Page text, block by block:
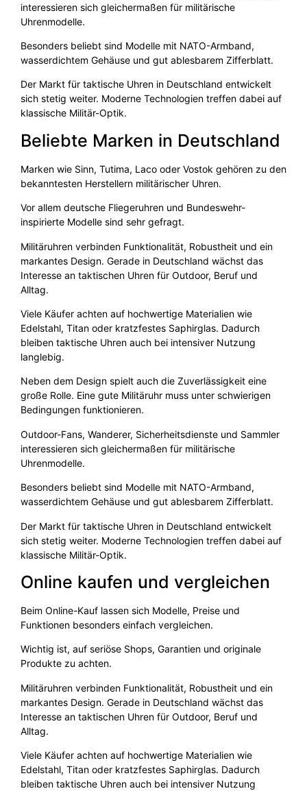
interessieren sich gleichermaßen für militärische
Uhrenmodelle.
Besonders beliebt sind Modelle mit NATO-Armband,
wasserdichtem Gehäuse und gut ablesbarem Zifferblatt.
Der Markt für taktische Uhren in Deutschland entwickelt
sich stetig weiter. Moderne Technologien treffen dabei auf
klassische Militär-Optik.
Beliebte Marken in Deutschland
Marken wie Sinn, Tutima, Laco oder Vostok gehören zu den
bekanntesten Herstellern militärischer Uhren.
Vor allem deutsche Fliegeruhren und Bundeswehr-
inspirierte Modelle sind sehr gefragt.
Militäruhren verbinden Funktionalität, Robustheit und ein
markantes Design. Gerade in Deutschland wächst das
Interesse an taktischen Uhren für Outdoor, Beruf und
Alltag.
Viele Käufer achten auf hochwertige Materialien wie
Edelstahl, Titan oder kratzfestes Saphirglas. Dadurch
bleiben taktische Uhren auch bei intensiver Nutzung
langlebig.
Neben dem Design spielt auch die Zuverlässigkeit eine
große Rolle. Eine gute Militäruhr muss unter schwierigen
Bedingungen funktionieren.
Outdoor-Fans, Wanderer, Sicherheitsdienste und Sammler
interessieren sich gleichermaßen für militärische
Uhrenmodelle.
Besonders beliebt sind Modelle mit NATO-Armband,
wasserdichtem Gehäuse und gut ablesbarem Zifferblatt.
Der Markt für taktische Uhren in Deutschland entwickelt
sich stetig weiter. Moderne Technologien treffen dabei auf
klassische Militär-Optik.
Online kaufen und vergleichen
Beim Online-Kauf lassen sich Modelle, Preise und
Funktionen besonders einfach vergleichen.
Wichtig ist, auf seriöse Shops, Garantien und originale
Produkte zu achten.
Militäruhren verbinden Funktionalität, Robustheit und ein
markantes Design. Gerade in Deutschland wächst das
Interesse an taktischen Uhren für Outdoor, Beruf und
Alltag.
Viele Käufer achten auf hochwertige Materialien wie
Edelstahl, Titan oder kratzfestes Saphirglas. Dadurch
bleiben taktische Uhren auch bei intensiver Nutzung